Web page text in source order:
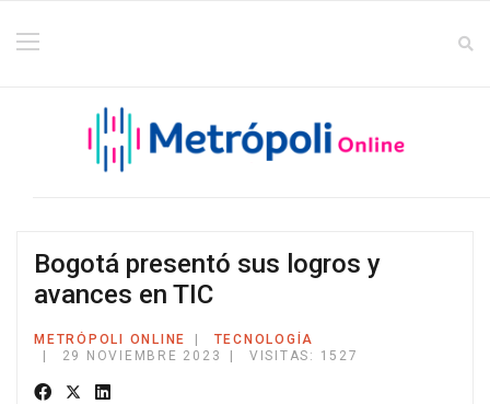
Bogotá presentó sus logros y
avances en TIC
METRÓPOLI ONLINE
TECNOLOGÍA
29 NOVIEMBRE 2023
VISITAS: 1527